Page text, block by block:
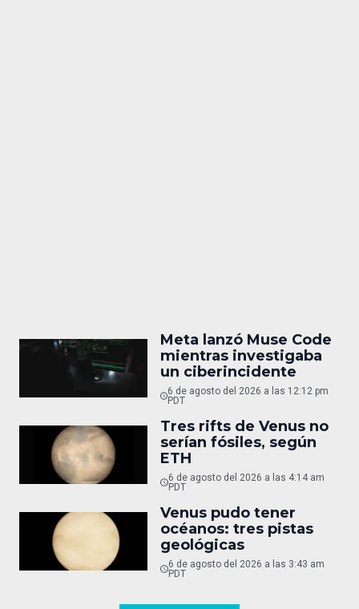
Meta lanzó Muse Code
mientras investigaba
un ciberincidente
6 de agosto del 2026 a las 12:12 pm
PDT
Tres rifts de Venus no
serían fósiles, según
ETH
6 de agosto del 2026 a las 4:14 am
PDT
Venus pudo tener
océanos: tres pistas
geológicas
6 de agosto del 2026 a las 3:43 am
PDT